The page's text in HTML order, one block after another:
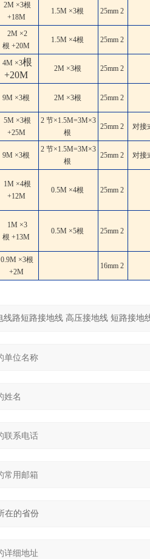
2M ×3根
+18M
1.5M ×3根 25mm 2
2M ×2
根 +20M
1.5M ×4根 25mm 2
4M ×3根
+20M
2M ×3根 25mm 2
9M ×3根 2M ×3根 25mm 2
5M ×3根
+25M
2 节×1.5M=3M×3
根
25mm 2 对接
9M ×3根
2 节×1.5M=3M×3
根
25mm 2 对接
1M ×4根
+12M
0.5M ×4根 25mm 2
1M ×3
根 +13M
0.5M ×5根 25mm 2
0.9M ×3根
+2M
16mm 2